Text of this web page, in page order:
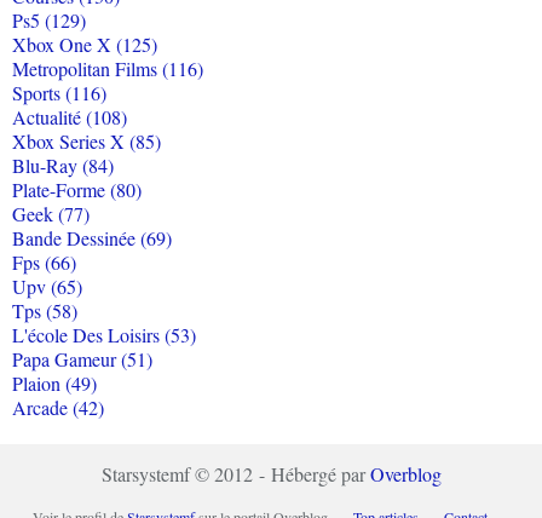
Ps5 (129)
Xbox One X (125)
Metropolitan Films (116)
Sports (116)
Actualité (108)
Xbox Series X (85)
Blu-Ray (84)
Plate-Forme (80)
Geek (77)
Bande Dessinée (69)
Fps (66)
Upv (65)
Tps (58)
L'école Des Loisirs (53)
Papa Gameur (51)
Plaion (49)
Arcade (42)
Starsystemf © 2012 - Hébergé parOverblog